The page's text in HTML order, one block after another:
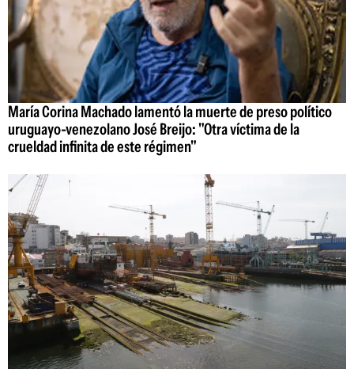
María Corina Machado lamentó la muerte de preso político
uruguayo-venezolano José Breijo: "Otra víctima de la
crueldad infinita de este régimen"